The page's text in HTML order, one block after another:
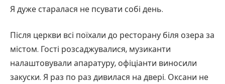
Я дуже старалася не псувати собі день.
Після церкви всі поїхали до ресторану біля озера за
містом. Гості розсаджувалися, музиканти
налаштовували апаратуру, офіціанти виносили
закуски. Я раз по раз дивилася на двері. Оксани не